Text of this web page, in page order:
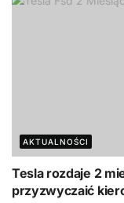
AKTUALNOŚCI
Tesla rozdaje 2
przyzwyczaić